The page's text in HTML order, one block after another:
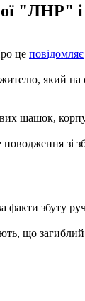
"ЛНР"
це повідомляє
який на
шашок,
поводження
факти збуту
що